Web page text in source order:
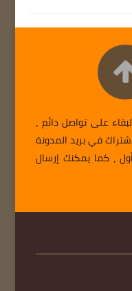
على تواصل دائم ،
في بريد المدونة
، كما يمكنك إرسال